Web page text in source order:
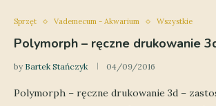
Sprzęt Vademecum - Akwarium Wszystkie
Polymorph – ręczne drukowanie
by Bartek Stańczyk 04/09/2016
Polymorph – ręczne drukowanie 3d –